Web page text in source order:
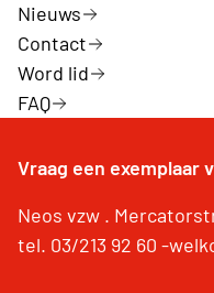
Nieuws
Contact
Word lid
FAQ
Vraag een exemplaar
Neos vzw .
tel. 03/213 92 60 -